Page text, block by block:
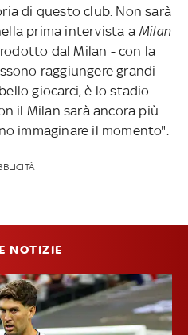
di questo club. Non sarà
prima intervista a Milan
dal Milan - con la
raggiungere grandi
giocarci, è lo stadio
il Milan sarà ancora più
immaginare il momento".
NOTIZIE